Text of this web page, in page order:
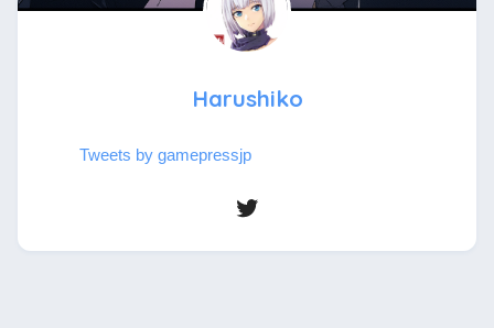
Harushiko
Tweets by gamepressjp